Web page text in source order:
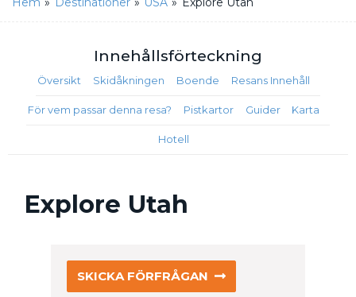
Innehållsförteckning
Översikt Skidåkningen Boende Resans Innehåll
För vem passar denna resa? Pistkartor Guider Karta
Hotell
Explore Utah
SKICKA FÖRFRÅGAN